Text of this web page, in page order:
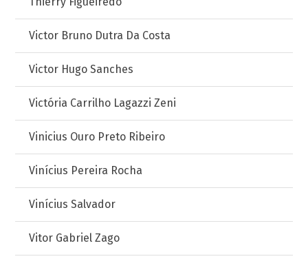
Victor Bruno Dutra Da Costa
Victor Hugo Sanches
Victória Carrilho Lagazzi Zeni
Vinicius Ouro Preto Ribeiro
Vinícius Pereira Rocha
Vinícius Salvador
Vitor Gabriel Zago